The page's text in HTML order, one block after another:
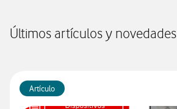
Últimos artículos y novedades
Artículo